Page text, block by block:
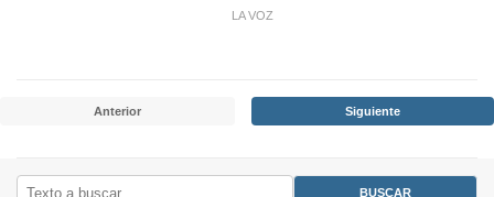
LA VOZ
Anterior Siguiente